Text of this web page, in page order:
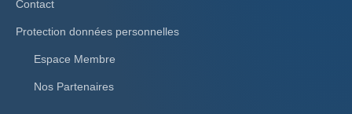
Contact
Protection données personnelles
Espace Membre
Nos Partenaires